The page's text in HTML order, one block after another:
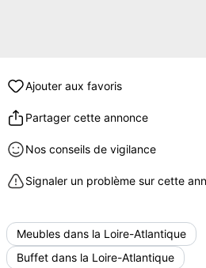
Ajouter aux favoris
Partager cette annonce
Nos conseils de vigilance
Signaler un problème sur cette
Meubles dans la Loire-Atlantique
Buffet dans la Loire-Atlantique